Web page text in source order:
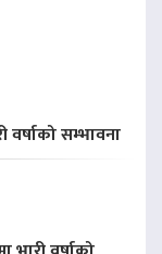
वर्षाको सम्भावना